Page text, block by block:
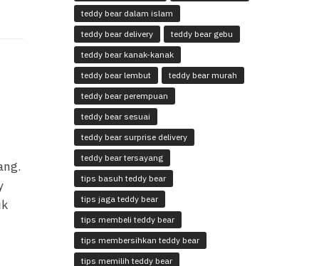
teddy bear dalam islam
teddy bear delivery
teddy bear gebu
teddy bear kanak-kanak
teddy bear lembut
teddy bear murah
teddy bear perempuan
teddy bear sesuai
teddy bear surprise delivery
teddy bear tersayang
tips basuh teddy bear
tips jaga teddy bear
tips membeli teddy bear
tips membersihkan teddy bear
tips memilih teddy bear